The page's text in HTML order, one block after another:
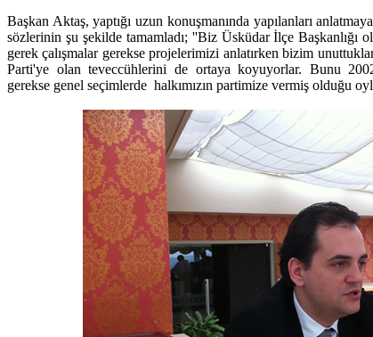
Başkan Aktaş, yaptığı uzun konuşmanında yapılanları
sözlerinin şu şekilde tamamladı; ''Biz Üsküdar İlçe Başkanlığı
gerek çalışmalar gerekse projelerimizi anlatırken bizim
Parti'ye olan teveccühlerini de ortaya koyuyorlar. Bunu
gerekse genel seçimlerde halkımızın partimize vermiş olduğu